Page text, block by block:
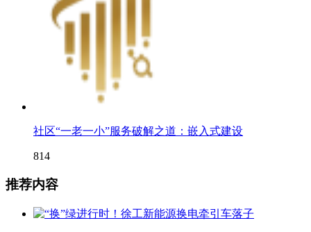
社区“一老一小”服务破解之道：嵌入式建设
814
推荐内容